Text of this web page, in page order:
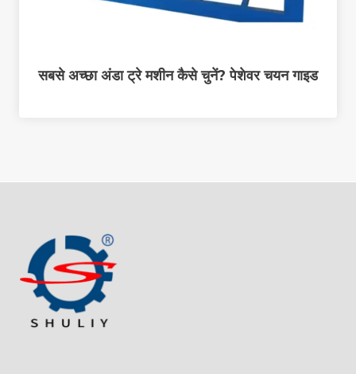
सबसे अच्छा अंडा ट्रे मशीन कैसे चुनें? पेशेवर चयन गाइड